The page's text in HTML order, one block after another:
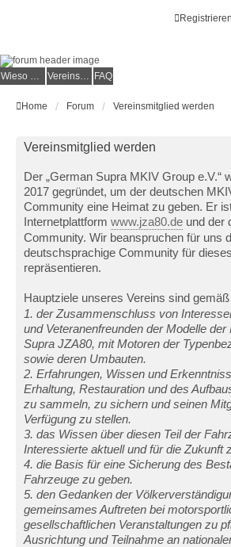
Registrieren
Wieso der e.V.? Vereinsmitglied werden FAQ
Home Forum Vereinsmitglied werden
Vereinsmitglied werden
Der „German Supra MKIV Group e.V.“
2017 gegründet, um der deutschen
Community eine Heimat zu geben. Er
Internetplattform www.jza80.de und der
Community. Wir beanspruchen für uns
deutschsprachige Community für
repräsentieren.
Hauptziele unseres Vereins sind gemäß
1. der Zusammenschluss von
und Veteranenfreunden der Modelle
Supra JZA80, mit Motoren der
sowie deren Umbauten.
2. Erfahrungen, Wissen und
Erhaltung, Restauration und des
zu sammeln, zu sichern und seinen
Verfügung zu stellen.
3. das Wissen über diesen Teil der
Interessierte aktuell und für die Zukunft
4. die Basis für eine Sicherung des
Fahrzeuge zu geben.
5. den Gedanken der
gemeinsames Auftreten bei
gesellschaftlichen Veranstaltungen zu
Ausrichtung und Teilnahme an